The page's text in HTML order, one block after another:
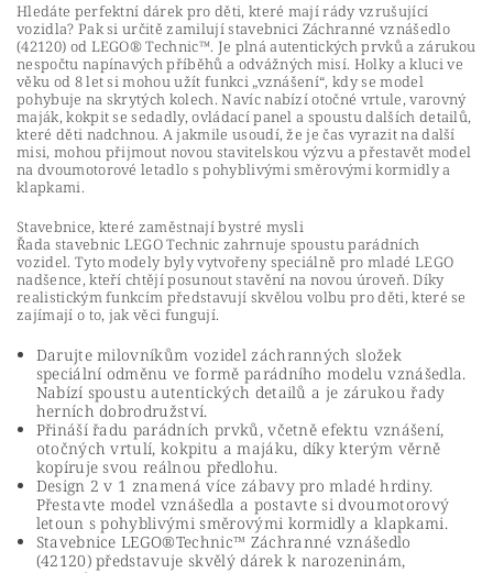
Hledáte perfektní dárek pro děti, které mají rády vzrušující
vozidla? Pak si určitě zamilují stavebnici Záchranné vznášedlo
(42120) od LEGO® Technic™. Je plná autentických prvků a zárukou
nespočtu napínavých příběhů a odvážných misí. Holky a kluci ve
věku od 8 let si mohou užít funkci „vznášení“, kdy se model
pohybuje na skrytých kolech. Navíc nabízí otočné vrtule, varovný
maják, kokpit se sedadly, ovládací panel a spoustu dalších detailů,
které děti nadchnou. A jakmile usoudí, že je čas vyrazit na další
misi, mohou přijmout novou stavitelskou výzvu a přestavět model
na dvoumotorové letadlo s pohyblivými směrovými kormidly a
klapkami.
Stavebnice, které zaměstnají bystré mysli
Řada stavebnic LEGO Technic zahrnuje spoustu parádních
vozidel. Tyto modely byly vytvořeny speciálně pro mladé LEGO
nadšence, kteří chtějí posunout stavění na novou úroveň. Díky
realistickým funkcím představují skvělou volbu pro děti, které se
zajímají o to, jak věci fungují.
Darujte milovníkům vozidel záchranných složek
speciální odměnu ve formě parádního modelu vznášedla.
Nabízí spoustu autentických detailů a je zárukou řady
herních dobrodružství.
Přináší řadu parádních prvků, včetně efektu vznášení,
otočných vrtulí, kokpitu a majáku, díky kterým věrně
kopíruje svou reálnou předlohu.
Design 2 v 1 znamená více zábavy pro mladé hrdiny.
Přestavte model vznášedla a postavte si dvoumotorový
letoun s pohyblivými směrovými kormidly a klapkami.
Stavebnice LEGO®Technic™ Záchranné vznášedlo
(42120) představuje skvělý dárek k narozeninám,